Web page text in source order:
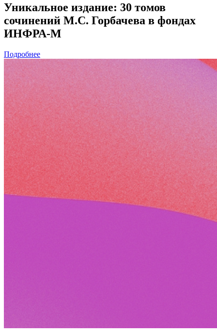
Уникальное издание: 30 томов
сочинений М.С. Горбачева в фондах
ИНФРА-М
Подробнее